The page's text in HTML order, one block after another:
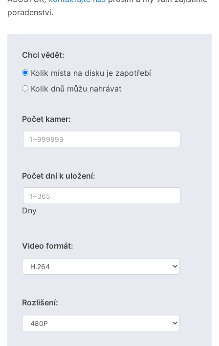
poradenství.
Chci vědět:
Kolik místa na disku je zapotřebí
Kolik dnů můžu nahrávat
Počet kamer:
Počet dní k uložení:
Dny
Video formát:
Rozlišení: